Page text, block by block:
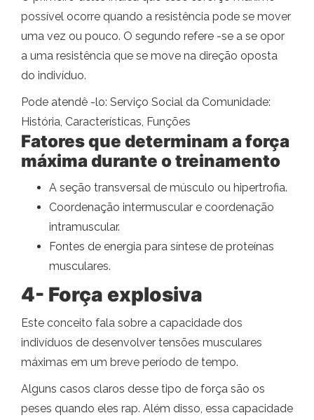
possível ocorre quando a resistência pode se mover
uma vez ou pouco. O segundo refere -se a se opor
a uma resistência que se move na direção oposta
do indivíduo.
Pode atendê -lo: Serviço Social da Comunidade:
História, Características, Funções
Fatores que determinam a força
máxima durante o treinamento
A seção transversal de músculo ou hipertrofia.
Coordenação intermuscular e coordenação
intramuscular.
Fontes de energia para síntese de proteínas
musculares.
4- Força explosiva
Este conceito fala sobre a capacidade dos
indivíduos de desenvolver tensões musculares
máximas em um breve período de tempo.
Alguns casos claros desse tipo de força são os
peses quando eles rap. Além disso, essa capacidade